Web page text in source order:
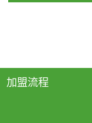
动，人类长时间
内空间都有整体
要。因为空间内
的、空气...
加盟流程